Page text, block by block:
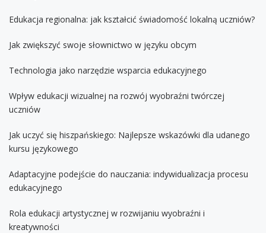
Edukacja regionalna: jak kształcić świadomość lokalną uczniów?
Jak zwiększyć swoje słownictwo w języku obcym
Technologia jako narzędzie wsparcia edukacyjnego
Wpływ edukacji wizualnej na rozwój wyobraźni twórczej
uczniów
Jak uczyć się hiszpańskiego: Najlepsze wskazówki dla udanego
kursu językowego
Adaptacyjne podejście do nauczania: indywidualizacja procesu
edukacyjnego
Rola edukacji artystycznej w rozwijaniu wyobraźni i
kreatywności